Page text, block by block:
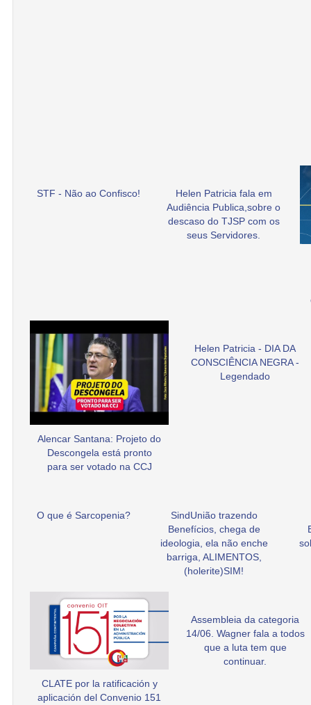
STF - Não ao Confisco!
Helen Patricia fala em
Audiência Publica,sobre o
descaso do TJSP com os
seus Servidores.
Alencar Santana: Projeto do
Descongela está pronto
para ser votado na CCJ
Helen Patricia - DIA DA
CONSCIÊNCIA NEGRA -
Legendado
O que é Sarcopenia?
SindUnião trazendo
Benefícios, chega de
ideologia, ela não enche
barriga, ALIMENTOS,
(holerite)SIM!
CLATE por la ratificación y
aplicación del Convenio 151
Assembleia da categoria
14/06. Wagner fala a todos
que a luta tem que
continuar.